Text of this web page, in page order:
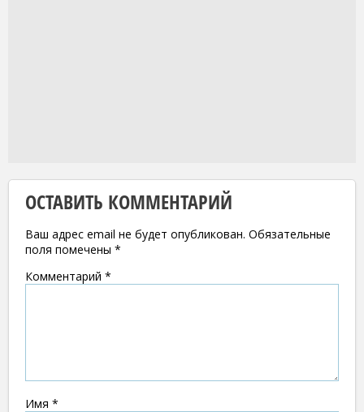
ОСТАВИТЬ КОММЕНТАРИЙ
Ваш адрес email не будет опубликован. Обязательные
поля помечены *
Комментарий *
Имя *